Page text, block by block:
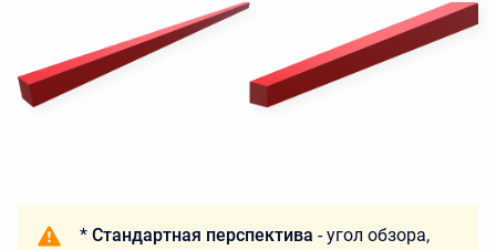
* Стандартная перспектива - угол обзора,